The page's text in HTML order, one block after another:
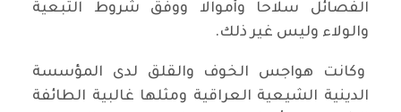
الفصائل سلاحا وأموالا ووفق شروط التبعية
والولاء وليس غير ذلك.
وكانت هواجس الخوف والقلق لدى المؤسسة
الدينية الشيعية العراقية ومثلها غالبية الطائفة